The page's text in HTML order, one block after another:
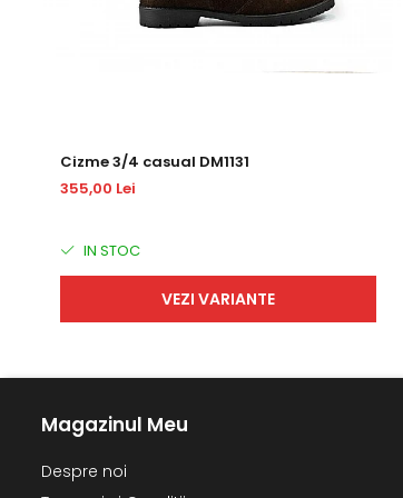
Cizme 3/4 casual DM1131
355,00 Lei
IN STOC
VEZI VARIANTE
Magazinul Meu
Despre noi